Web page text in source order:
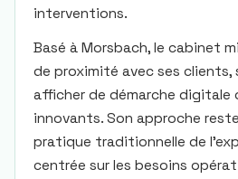
interventions.
Basé à Morsbach, le cabinet
de proximité avec ses
afficher de démarche digitale
innovants. Son approche
pratique traditionnelle de
centrée sur les besoins